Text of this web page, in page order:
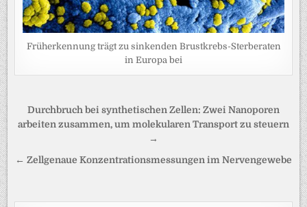
Früherkennung trägt zu sinkenden Brustkrebs-Sterberaten
in Europa bei
Beitragsnavigation
Durchbruch bei synthetischen Zellen: Zwei Nanoporen
arbeiten zusammen, um molekularen Transport zu steuern
→
← Zellgenaue Konzentrationsmessungen im Nervengewebe